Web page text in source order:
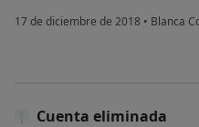
17 de diciembre de 2018 • Blanca
Cuenta eliminada